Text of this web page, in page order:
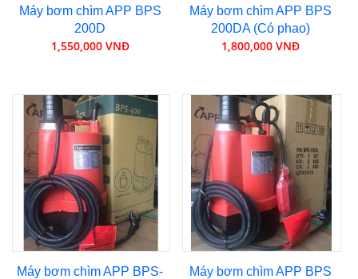
Máy bơm chìm APP BPS
200D
1,550,000 VNĐ
Máy bơm chìm APP BPS
200DA (Có phao)
1,800,000 VNĐ
Máy bơm chìm APP BPS-
Máy bơm chìm APP BPS